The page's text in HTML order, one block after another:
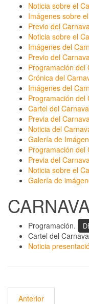
Noticia sobre el
Imágenes sobre
Previo del
Noticia sobre el
Imágenes del
Previo del
Programación del
Crónica del
Imágenes del
Programación del
Cartel del
Previa del
Noticia del
Galería de
Programación del
Previa del
Noticia sobre el
Galería de
Programación.
Cartel del
Noticia
Anterior